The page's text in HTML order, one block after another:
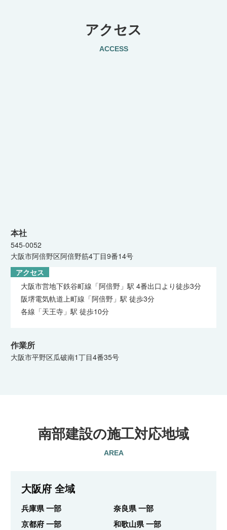
アクセス
ACCESS
本社
545-0052
大阪市阿倍野区阿倍野筋4丁目9番14号
アクセス
大阪市営地下鉄谷町線「阿倍野」駅 4番出口より徒歩3分
阪堺電気軌道上町線「阿倍野」駅 徒歩3分
各線「天王寺」駅 徒歩10分
作業所
大阪市平野区瓜破南1丁目4番35号
南部建設の施工対応地域
AREA
大阪府 全域
兵庫県 一部
奈良県 一部
京都府 一部
和歌山県 一部